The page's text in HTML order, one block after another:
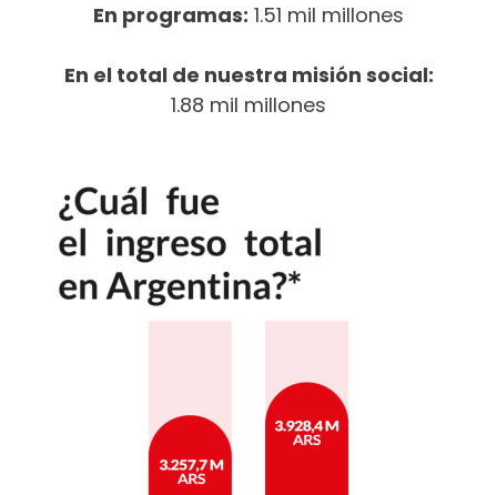
En programas: 1.51 mil millones
En el total de nuestra misión social:
1.88 mil millones